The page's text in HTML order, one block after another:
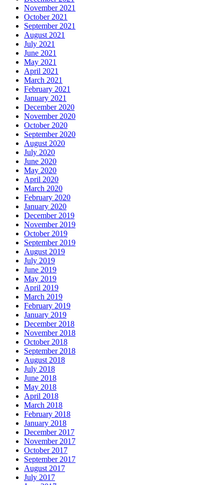
November 2021
October 2021
September 2021
August 2021
July 2021
June 2021
May 2021
April 2021
March 2021
February 2021
January 2021
December 2020
November 2020
October 2020
September 2020
August 2020
July 2020
June 2020
May 2020
April 2020
March 2020
February 2020
January 2020
December 2019
November 2019
October 2019
September 2019
August 2019
July 2019
June 2019
May 2019
April 2019
March 2019
February 2019
January 2019
December 2018
November 2018
October 2018
September 2018
August 2018
July 2018
June 2018
May 2018
April 2018
March 2018
February 2018
January 2018
December 2017
November 2017
October 2017
September 2017
August 2017
July 2017